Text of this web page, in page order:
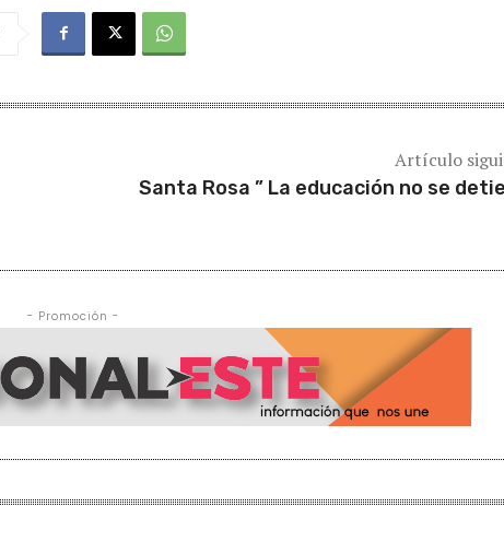
Artículo
Santa Rosa ” La educación no se
- Promoción -